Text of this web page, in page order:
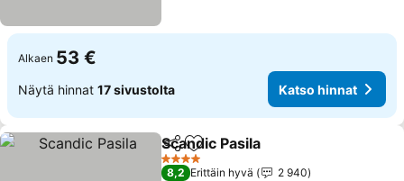
Alkaen 53 €
Näytä hinnat 17 sivustolta Katso hinnat
Jaa Lisää suosikkeihin
Scandic Pasila
4 Tähtiluokitus
8,2 Erittäin hyvä
2 940